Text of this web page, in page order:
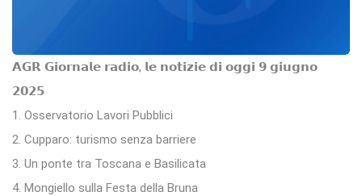
𝗔𝗚𝗥 𝗚𝗶𝗼𝗿𝗻𝗮𝗹𝗲 𝗿𝗮𝗱𝗶𝗼, 𝗹𝗲 𝗻𝗼𝘁𝗶𝘇𝗶𝗲 𝗱𝗶 𝗼𝗴𝗴𝗶 𝟵 𝗴𝗶𝘂𝗴𝗻𝗼
𝟮𝟬𝟮𝟱
1. Osservatorio Lavori Pubblici
2. Cupparo: turismo senza barriere
3. Un ponte tra Toscana e Basilicata
4. Mongiello sulla Festa della Bruna